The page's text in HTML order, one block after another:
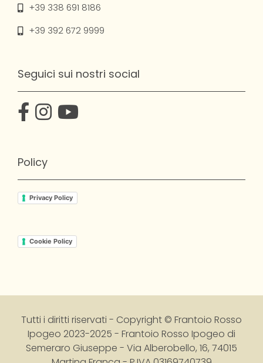
+39 338 691 8186
+39 392 672 9999
Seguici sui nostri social
Policy
Privacy Policy
Cookie Policy
Tutti i diritti riservati - Copyright © Frantoio Rosso
Ipogeo 2023-2025 - Frantoio Rosso Ipogeo di
Semeraro Giuseppe - Via Alberobello, 16, 74015